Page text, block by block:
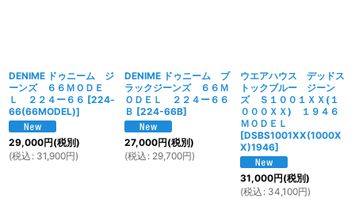
DENIME ドゥニーム ジ
ーンズ ６６ＭＯＤＥ
Ｌ ２２４ー６６ [224‐
66(66MODEL)]
29,000円(税別)
(税込 : 31,900円)
DENIME ドゥニーム ブ
ラックジーンズ ６６Ｍ
ＯＤＥＬ ２２４ー６６
Ｂ [224-66B]
27,000円(税別)
(税込 : 29,700円)
ウエアハウス デッドス
トックブルー ジーン
ズ Ｓ１００１ＸＸ(１
０００ＸＸ) １９４６
ＭＯＤＥＬ
[DSBS1001XX(1000X
X)1946]
31,000円(税別)
(税込 : 34,100円)